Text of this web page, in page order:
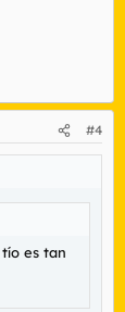
#4
es tan